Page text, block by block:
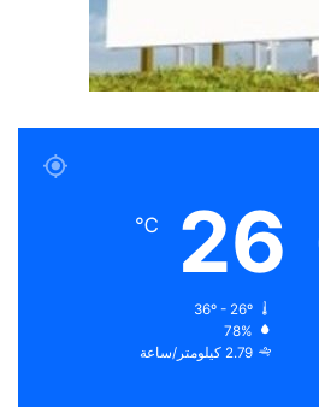
26
℃
36º - 26º
78%
2.79 كيلومتر/ساعة